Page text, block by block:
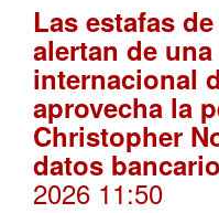
Las estafas de
alertan de
internacional
aprovecha la
Christopher
datos
2026 11:50